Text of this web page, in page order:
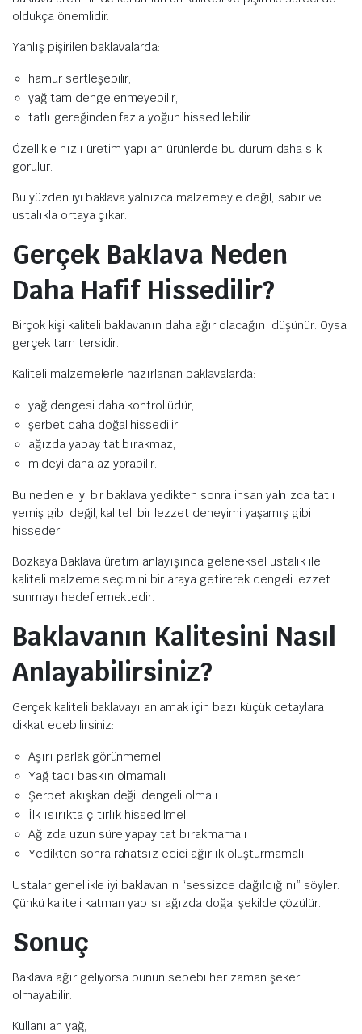
oldukça önemlidir.
Yanlış pişirilen baklavalarda:
hamur sertleşebilir,
yağ tam dengelenmeyebilir,
tatlı gereğinden fazla yoğun hissedilebilir.
Özellikle hızlı üretim yapılan ürünlerde bu durum daha sık
görülür.
Bu yüzden iyi baklava yalnızca malzemeyle değil; sabır ve
ustalıkla ortaya çıkar.
Gerçek Baklava Neden
Daha Hafif Hissedilir?
Birçok kişi kaliteli baklavanın daha ağır olacağını düşünür. Oysa
gerçek tam tersidir.
Kaliteli malzemelerle hazırlanan baklavalarda:
yağ dengesi daha kontrollüdür,
şerbet daha doğal hissedilir,
ağızda yapay tat bırakmaz,
mideyi daha az yorabilir.
Bu nedenle iyi bir baklava yedikten sonra insan yalnızca tatlı
yemiş gibi değil, kaliteli bir lezzet deneyimi yaşamış gibi
hisseder.
Bozkaya Baklava üretim anlayışında geleneksel ustalık ile
kaliteli malzeme seçimini bir araya getirerek dengeli lezzet
sunmayı hedeflemektedir.
Baklavanın Kalitesini Nasıl
Anlayabilirsiniz?
Gerçek kaliteli baklavayı anlamak için bazı küçük detaylara
dikkat edebilirsiniz:
Aşırı parlak görünmemeli
Yağ tadı baskın olmamalı
Şerbet akışkan değil dengeli olmalı
İlk ısırıkta çıtırlık hissedilmeli
Ağızda uzun süre yapay tat bırakmamalı
Yedikten sonra rahatsız edici ağırlık oluşturmamalı
Ustalar genellikle iyi baklavanın “sessizce dağıldığını” söyler.
Çünkü kaliteli katman yapısı ağızda doğal şekilde çözülür.
Sonuç
Baklava ağır geliyorsa bunun sebebi her zaman şeker
olmayabilir.
Kullanılan yağ,